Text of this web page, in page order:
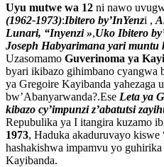
Uyu mutwe wa 12 ni nawo
(1962-1973):Ibitero by’InYenzi ,
Lunari, “Inyenzi »,Uko Ibitero
Joseph Habyarimana yari muntu
Uzasomamo Guverinoma ya
byari ikibazo gihimbano cyangwa
ya Gregoire Kayibanda yahezaga
bw’Abanyarwanda?.Ese Leta ya
kibazo cy’impunzi z’abatutsi
Repubulika ya I itangira kuzamo
1973, Haduka akaduruvayo kiswe
hashakishwa impamvu yo
Kayibanda.